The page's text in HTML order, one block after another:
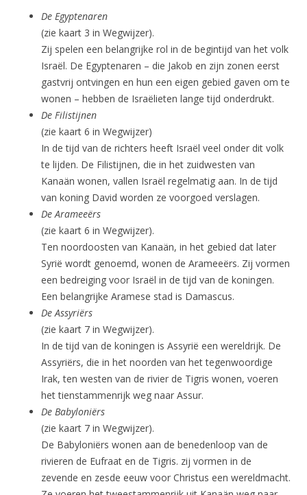
De Egyptenaren
(zie kaart 3 in Wegwijzer).
Zij spelen een belangrijke rol in de begintijd van het volk
Israël. De Egyptenaren – die Jakob en zijn zonen eerst
gastvrij ontvingen en hun een eigen gebied gaven om te
wonen – hebben de Israëlieten lange tijd onderdrukt.
De Filistijnen
(zie kaart 6 in Wegwijzer)
In de tijd van de richters heeft Israël veel onder dit volk
te lijden. De Filistijnen, die in het zuidwesten van
Kanaän wonen, vallen Israël regelmatig aan. In de tijd
van koning David worden ze voorgoed verslagen.
De Arameeërs
(zie kaart 6 in Wegwijzer).
Ten noordoosten van Kanaän, in het gebied dat later
Syrië wordt genoemd, wonen de Arameeërs. Zij vormen
een bedreiging voor Israël in de tijd van de koningen.
Een belangrijke Aramese stad is Damascus.
De Assyriërs
(zie kaart 7 in Wegwijzer).
In de tijd van de koningen is Assyrië een wereldrijk. De
Assyriërs, die in het noorden van het tegenwoordige
Irak, ten westen van de rivier de Tigris wonen, voeren
het tienstammenrijk weg naar Assur.
De Babyloniërs
(zie kaart 7 in Wegwijzer).
De Babyloniërs wonen aan de benedenloop van de
rivieren de Eufraat en de Tigris. zij vormen in de
zevende en zesde eeuw voor Christus een wereldmacht.